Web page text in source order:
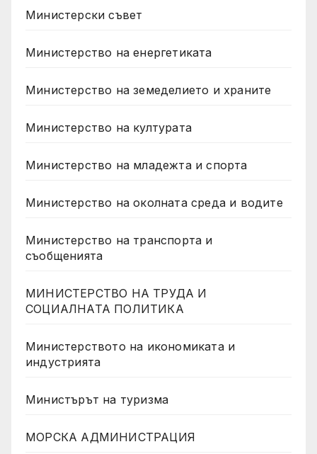
Министерски съвет
Министерство на енергетиката
Министерство на земеделието и храните
Министерство на културата
Министерство на младежта и спорта
Министерство на околната среда и водите
Министерство на транспорта и
съобщенията
МИНИСТЕРСТВО НА ТРУДА И
СОЦИАЛНАТА ПОЛИТИКА
Министерството на икономиката и
индустрията
Министърът на туризма
МОРСКА АДМИНИСТРАЦИЯ